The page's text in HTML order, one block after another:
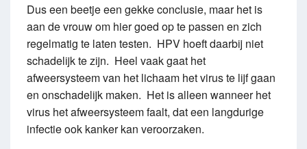
Dus een beetje een gekke conclusie, maar het is
aan de vrouw om hier goed op te passen en zich
regelmatig te laten testen. HPV hoeft daarbij niet
schadelijk te zijn. Heel vaak gaat het
afweersysteem van het lichaam het virus te lijf gaan
en onschadelijk maken. Het is alleen wanneer het
virus het afweersysteem faalt, dat een langdurige
infectie ook kanker kan veroorzaken.